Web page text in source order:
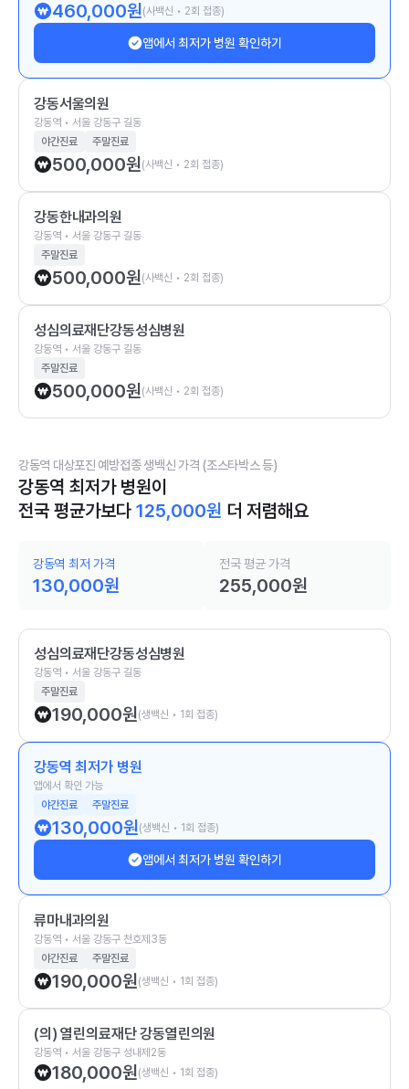
460,000원(사백신 • 2회 접종)
앱에서 최저가 병원 확인하기
강동서울의원
강동역 • 서울 강동구 길동
야간진료
주말진료
500,000원(사백신 • 2회 접종)
강동한내과의원
강동역 • 서울 강동구 길동
주말진료
500,000원(사백신 • 2회 접종)
성심의료재단강동성심병원
강동역 • 서울 강동구 길동
주말진료
500,000원(사백신 • 2회 접종)
강동역 대상포진 예방접종 생백신 가격 (조스타박스 등)
강동역 최저가 병원이
전국 평균가보다 125,000원 더 저렴해요
강동역 최저 가격
130,000원
전국 평균 가격
255,000원
성심의료재단강동성심병원
강동역 • 서울 강동구 길동
주말진료
190,000원(생백신 • 1회 접종)
강동역 최저가 병원
앱에서 확인 가능
야간진료
주말진료
130,000원(생백신 • 1회 접종)
앱에서 최저가 병원 확인하기
류마내과의원
강동역 • 서울 강동구 천호제3동
야간진료
주말진료
190,000원(생백신 • 1회 접종)
(의) 열린의료재단 강동열린의원
강동역 • 서울 강동구 성내제2동
180,000원(생백신 • 1회 접종)